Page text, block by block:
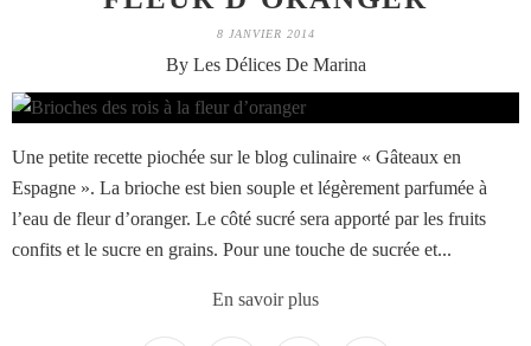
8 JANVIER 2014
By Les Délices De Marina
Une petite recette piochée sur le blog culinaire « Gâteaux en
Espagne ». La brioche est bien souple et légèrement parfumée à
l’eau de fleur d’oranger. Le côté sucré sera apporté par les fruits
confits et le sucre en grains. Pour une touche de sucrée et...
En savoir plus